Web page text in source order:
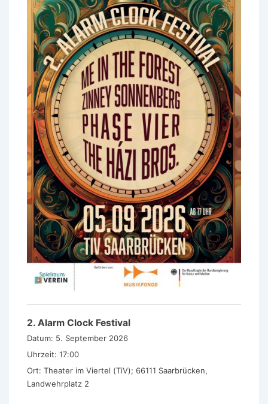
2. Alarm Clock Festival
Datum: 5. September 2026
Uhrzeit: 17:00
Ort: Theater im Viertel (TiV); 66111 Saarbrücken,
Landwehrplatz 2